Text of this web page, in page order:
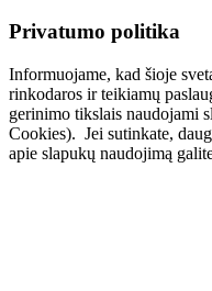
Privatumo politika
Informuojame, kad šioje
rinkodaros ir teikiamų
gerinimo tikslais naudojami
Cookies). Jei sutinkate,
apie slapukų naudojimą